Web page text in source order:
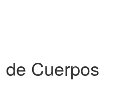
Cuerpos